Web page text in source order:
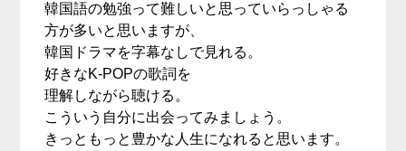
韓国語の勉強って難しいと思っていらっしゃる
方が多いと思いますが、
韓国ドラマを字幕なしで見れる。
好きなK-POPの歌詞を
理解しながら聴ける。
こういう自分に出会ってみましょう。
きっともっと豊かな人生になれると思います。